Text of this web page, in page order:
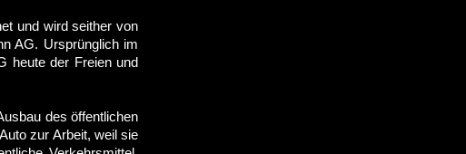
und wird seither von
AG. Ursprünglich im
heute der Freien und
des öffentlichen
zur Arbeit, weil sie